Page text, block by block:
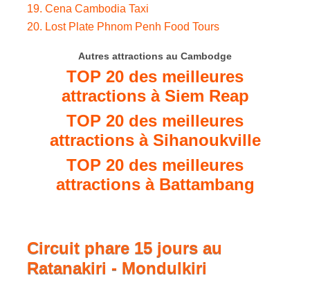
19. Cena Cambodia Taxi
20. Lost Plate Phnom Penh Food Tours
Autres attractions au Cambodge
TOP 20 des meilleures
attractions à Siem Reap
TOP 20 des meilleures
attractions à Sihanoukville
TOP 20 des meilleures
attractions à Battambang
Circuit phare 15 jours au
Ratanakiri - Mondulkiri